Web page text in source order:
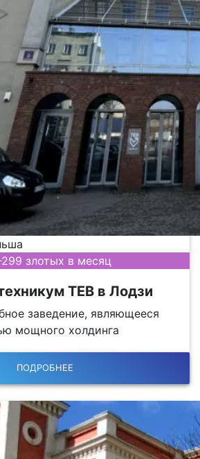
299 злотых в месяц
TEB в Лодзи
заведение, являющееся
мощного холдинга
ПОДРОБНЕЕ